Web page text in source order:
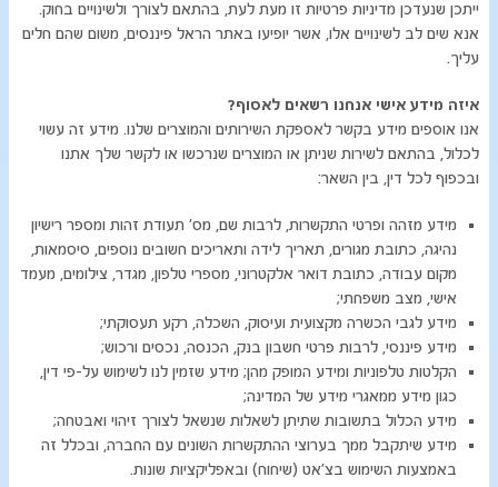
ייתכן שנעדכן מדיניות פרטיות זו מעת לעת, בהתאם לצורך ולשינויים בחוק.
אנא שים לב לשינויים אלו, אשר יופיעו באתר הראל פיננסים, משום שהם חלים
עליך.
איזה מידע אישי אנחנו רשאים לאסוף?
אנו אוספים מידע בקשר לאספקת השירותים והמוצרים שלנו. מידע זה עשוי
לכלול, בהתאם לשירות שניתן או המוצרים שנרכשו או לקשר שלך אתנו
ובכפוף לכל דין, בין השאר:
מידע מזהה ופרטי התקשרות, לרבות שם, מס' תעודת זהות ומספר רישיון
נהיגה, כתובת מגורים, תאריך לידה ותאריכים חשובים נוספים, סיסמאות,
מקום עבודה, כתובת דואר אלקטרוני, מספרי טלפון, מגדר, צילומים, מעמד
אישי, מצב משפחתי;
מידע לגבי הכשרה מקצועית ועיסוק, השכלה, רקע תעסוקתי;
מידע פיננסי, לרבות פרטי חשבון בנק, הכנסה, נכסים ורכוש;
הקלטות טלפוניות ומידע המופק מהן; מידע שזמין לנו לשימוש על-פי דין,
כגון מידע ממאגרי מידע של המדינה;
מידע הכלול בתשובות שתיתן לשאלות שנשאל לצורך זיהוי ואבטחה;
מידע שיתקבל ממך בערוצי ההתקשרות השונים עם החברה, ובכלל זה
באמצעות השימוש בצ'אט (שיחוח) ובאפליקציות שונות.